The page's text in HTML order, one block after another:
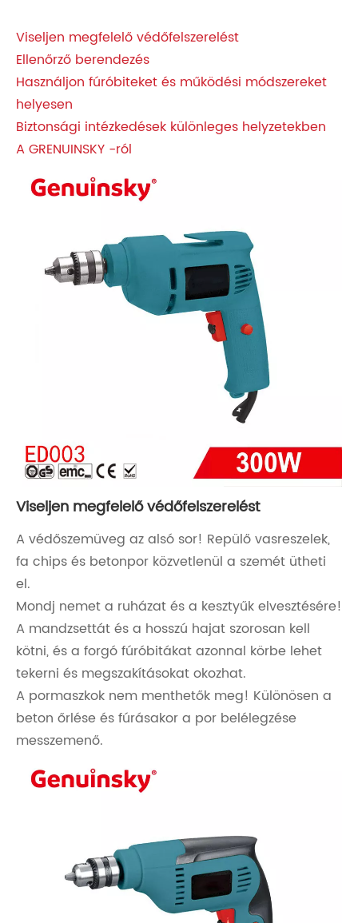
Viseljen megfelelő védőfelszerelést
Ellenőrző berendezés
Használjon fúróbiteket és működési módszereket
helyesen
Biztonsági intézkedések különleges helyzetekben
A GRENUINSKY -ról
Viseljen megfelelő védőfelszerelést
A védőszemüveg az alsó sor! Repülő vasreszelek,
fa chips és betonpor közvetlenül a szemét ütheti
el.
Mondj nemet a ruházat és a kesztyűk elvesztésére!
A mandzsettát és a hosszú hajat szorosan kell
kötni, és a forgó fúróbitákat azonnal körbe lehet
tekerni és megszakításokat okozhat.
A pormaszkok nem menthetők meg! Különösen a
beton őrlése és fúrásakor a por belélegzése
messzemenő.